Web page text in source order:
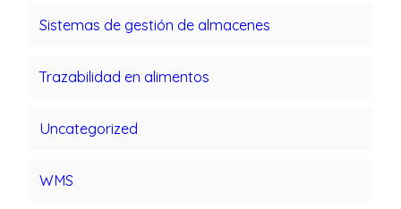
Sistemas de gestión de almacenes
Trazabilidad en alimentos
Uncategorized
WMS